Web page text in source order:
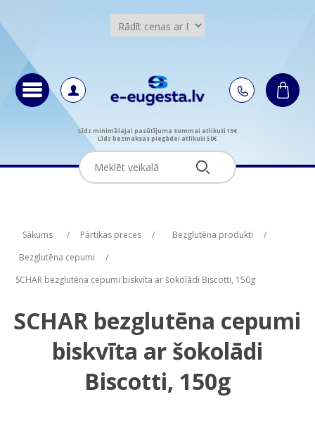
Līdz minimālajai pasūtījuma summai atlikuši 15€
Līdz bezmaksas piegādei atlikuši 50€
Sākums / Pārtikas preces / Bezglutēna produkti
/
Bezglutēna cepumi
/
SCHAR bezglutēna cepumi biskvīta ar šokolādi Biscotti, 150g
SCHAR bezglutēna cepumi
biskvīta ar šokolādi
Biscotti, 150g